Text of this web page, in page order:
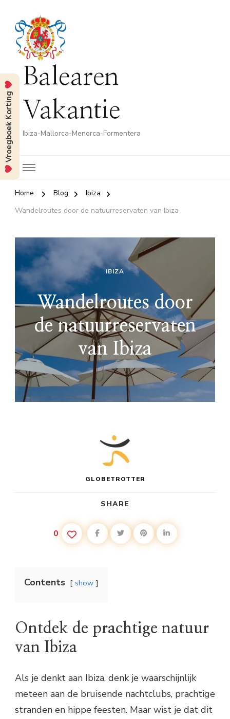
Balearen
Vakantie
Ibiza-Mallorca-Menorca-Formentera
Home Blog
Ibiza
Wandelroutes door de natuurreservaten van Ibiza
IBIZA
Wandelroutes door
de natuurreservaten
van Ibiza
GLOBETROTTER
SHARE
0
Contents show
Ontdek de prachtige natuur
van Ibiza
Als je denkt aan Ibiza, denk je waarschijnlijk
meteen aan de bruisende nachtclubs, prachtige
stranden en hippe feesten. Maar wist je dat dit
Vroegboek Korting